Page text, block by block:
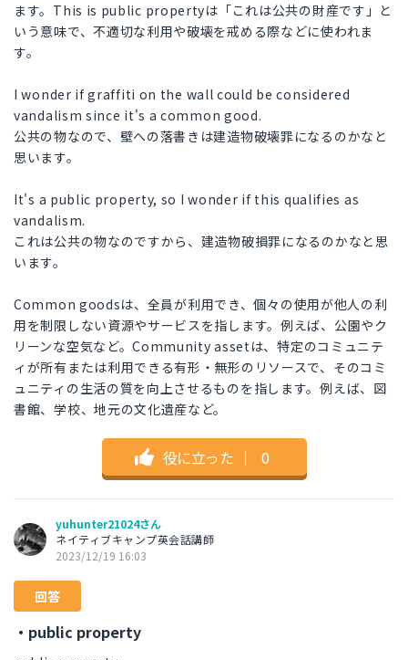
ます。This is public propertyは「これは公共の財産です」と
いう意味で、不適切な利用や破壊を戒める際などに使われま
す。
I wonder if graffiti on the wall could be considered
vandalism since it's a common good.
公共の物なので、壁への落書きは建造物破壊罪になるのかなと
思います。
It's a public property, so I wonder if this qualifies as
vandalism.
これは公共の物なのですから、建造物破損罪になるのかなと思
います。
Common goodsは、全員が利用でき、個々の使用が他人の利
用を制限しない資源やサービスを指します。例えば、公園やク
リーンな空気など。Community assetは、特定のコミュニテ
ィが所有または利用できる有形・無形のリソースで、そのコミ
ュニティの生活の質を向上させるものを指します。例えば、図
書館、学校、地元の文化遺産など。
役に立った ｜ 0
yuhunter21024さん
ネイティブキャンプ英会話講師
2023/12/19 16:03
回答
・public property